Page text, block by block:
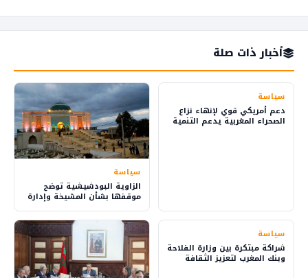
أخبار ذات صلة
سياسة
دعم أمريكي قوي لإنهاء نزاع
الصحراء المغربية يدعم التنمية
سياسة
الزاوية البودشيشية توضح
موقفها بشأن المشيخة وإدارة
سياسة
شراكة مبتكرة بين وزارة الفلاحة
وبنك المغرب لتعزيز الثقافة